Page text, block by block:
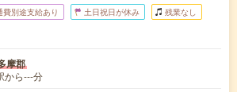
費別途支給あり 土日祝日が休み 残業なし
摩郡
から---分